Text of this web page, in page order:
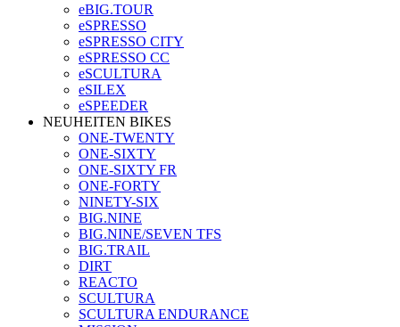
eBIG.TOUR
eSPRESSO
eSPRESSO CITY
eSPRESSO CC
eSCULTURA
eSILEX
eSPEEDER
NEUHEITEN BIKES
ONE-TWENTY
ONE-SIXTY
ONE-SIXTY FR
ONE-FORTY
NINETY-SIX
BIG.NINE
BIG.NINE/SEVEN TFS
BIG.TRAIL
DIRT
REACTO
SCULTURA
SCULTURA ENDURANCE